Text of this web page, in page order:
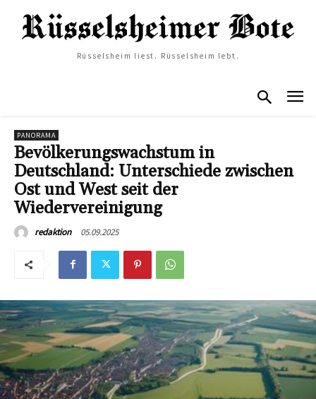
Rüsselsheim liest. Rüsselsheim lebt.
PANORAMA
Bevölkerungswachstum in
Deutschland: Unterschiede zwischen
Ost und West seit der
Wiedervereinigung
redaktion 05.09.2025